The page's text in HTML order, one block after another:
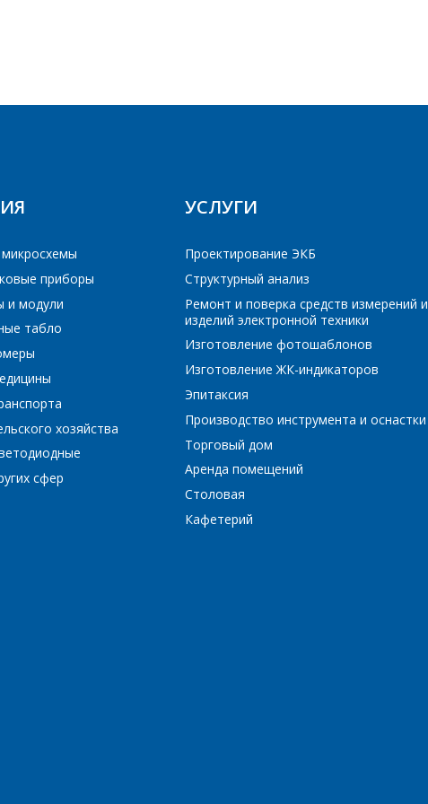
приборы
и модули
табло
хозяйства
сфер
УСЛУГИ
Проектирование ЭКБ
Структурный анализ
Ремонт и поверка средств измерений и
изделий электронной техники
Изготовление фотошаблонов
Изготовление ЖК-индикаторов
Эпитаксия
Производство инструмента и оснастки
Торговый дом
Аренда помещений
Столовая
Кафетерий
товар/услуга, их количество
Я согласен на обработку персональных данных*